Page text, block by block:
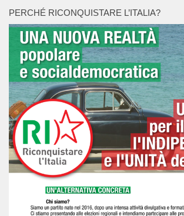
PERCHÉ RICONQUISTARE L’ITALIA?